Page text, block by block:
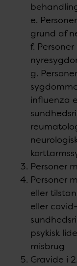
e.
grund af
f.
g.
influenza
Personer
Personer
eller
eller
psykisk
misbrug
Gravide i